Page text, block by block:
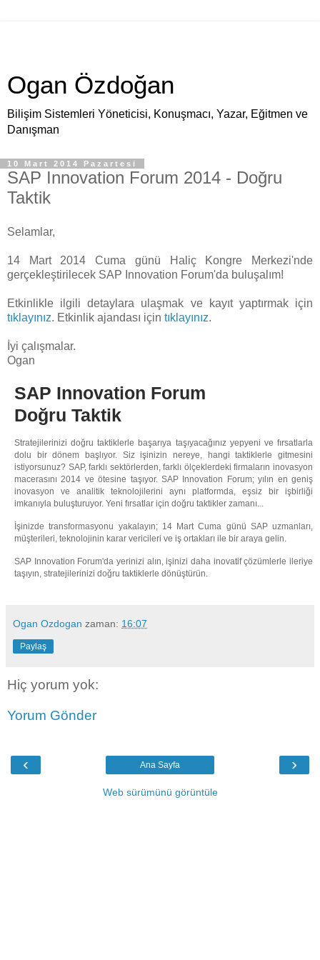
Ogan Özdoğan
Bilişim Sistemleri Yöneticisi, Konuşmacı, Yazar, Eğitmen ve
Danışman
10 Mart 2014 Pazartesi
SAP Innovation Forum 2014 - Doğru
Taktik
Selamlar,
14 Mart 2014 Cuma günü Haliç Kongre Merkezi'nde
gerçekleştirilecek SAP Innovation Forum'da buluşalım!
Etkinlikle ilgili detaylara ulaşmak ve kayıt yaptırmak için
tıklayınız. Etkinlik ajandası için tıklayınız.
İyi çalışmalar.
Ogan
SAP Innovation Forum
Doğru Taktik
Stratejilerinizi doğru taktiklerle başarıya taşıyacağınız yepyeni ve fırsatlarla
dolu bir dönem başlıyor. Siz işinizin nereye, hangi taktiklerle gitmesini
istiyorsunuz? SAP, farklı sektörlerden, farklı ölçeklerdeki firmaların inovasyon
macerasını 2014 ve ötesine taşıyor. SAP Innovation Forum; yılın en geniş
inovasyon ve analitik teknolojilerini aynı platformda, eşsiz bir işbirliği
imkanıyla buluşturuyor. Yeni fırsatlar için doğru taktikler zamanı...
İşinizde transformasyonu yakalayın; 14 Mart Cuma günü SAP uzmanları,
müşterileri, teknolojinin karar vericileri ve iş ortakları ile bir araya gelin.
SAP Innovation Forum'da yerinizi alın, işinizi daha inovatif çözümlerle ileriye
taşıyın, stratejilerinizi doğru taktiklerle dönüştürün.
Ogan Ozdogan zaman: 16:07
Paylaş
Hiç yorum yok:
Yorum Gönder
‹ ›
Ana Sayfa
Web sürümünü görüntüle